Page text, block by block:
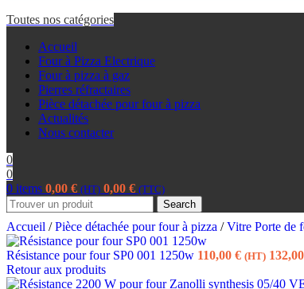
Toutes nos catégories
Accueil
Four à Pizza Electrique
Four à pizza à gaz
Pierres réfractaires
Pièce détachée pour four à pizza
Actualités
Nous contacter
0
0
0 items 0,00 € (HT) 0,00 € (TTC)
Search
Accueil / Pièce détachée pour four à pizza / Vitre Porte de
Résistance pour four SP0 001 1250w 110,00 € (HT) 132,00
Retour aux produits